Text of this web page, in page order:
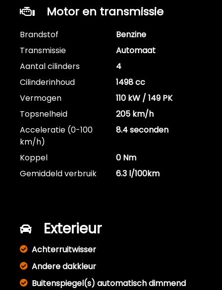
Motor en transmissie
Brandstof
Benzine
Transmissie
Automaat
Aantal cilinders
4
Cilinderinhoud
1498 cc
Vermogen
110 kW / 149 PK
Topsnelheid
205 km/h
Acceleratie (0-100
km/h)
8.4 seconden
Koppel
0 Nm
Gemiddeld verbruik
6.3 l/100km
Exterieur
Achterruitwisser
Andere dakkleur
Buitenspiegel(s) automatisch dimmend